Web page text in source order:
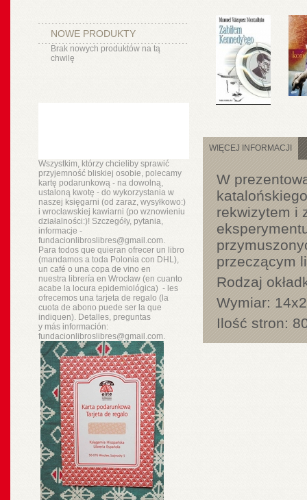
NOWE PRODUKTY
Brak nowych produktów na tą
chwilę
Wszystkim, którzy chcieliby sprawić
przyjemność bliskiej osobie, polecamy
kartę podarunkową - na dowolną,
ustaloną kwotę - do wykorzystania w
naszej księgarni (od zaraz, wysyłkowo:)
i wrocławskiej kawiarni (po wznowieniu
działalności:)! Szczegóły, pytania,
informacje -
fundacionlibroslibres@gmail.com.
Para todos que quieran ofrecer un libro
(mandamos a toda Polonia con DHL),
un café o una copa de vino en
nuestra libreríaen Wrocław (en cuanto
acabe la locura epidemiológica) - les
ofrecemos una tarjeta de regalo (la
cuota de abono puede ser la que
indiquen). Detalles, preguntas
y másinformación:
fundacionlibroslibres@gmail.com.
WIĘCEJ INFORMACJI
W
rekwizytem i
przeczącym
Rodzaj
Wymiar:
Ilość stron: